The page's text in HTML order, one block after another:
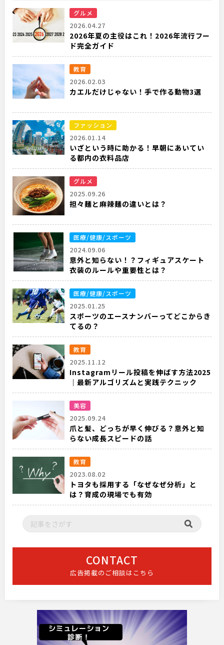
グルメ
2026.04.27
2026年夏の主役はこれ！2026年流行フー
ド完全ガイド
教育
2026.02.03
カエルだけじゃない！手で作る動物3選
ファッション
2026.01.14
いざという時に助かる！早朝にあいてい
る都内の衣料品店
グルメ
2025.09.26
担々麺と麻辣麺の違いとは？
医療/健康/スポーツ
2024.09.06
意外と知らない！？フィギュアスケート
衣装のルールや重要性とは？
医療/健康/スポーツ
2025.01.25
スポーツのエースナンバーってどこからき
てるの？
教育
2025.11.12
Instagramリール投稿を伸ばす方法2025
｜最新アルゴリズムと実践テクニック
美容
2025.09.24
爪と髪、どっちが早く伸びる？意外と知
らない成長スピードの話
教育
2023.08.02
トヨタも採用する「なぜなぜ分析」と
は？育成の現場でも有効
CONTACT
広告掲載のご相談はこちら